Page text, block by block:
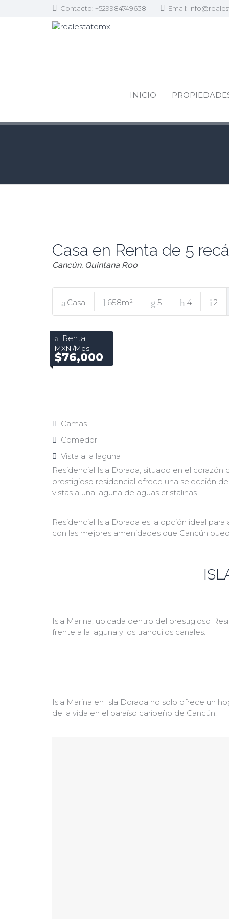
Contacto: +529984749638 Email:
INICIO
Casa en Renta de 5
Cancún, Quintana Roo
Casa 658m² 5 4 2
Renta
MXN /Mes
$76,000
Camas
Comedor
Vista a la laguna
Residencial Isla Dorada, situado en el
prestigioso residencial ofrece una selección
vistas a una laguna de aguas cristalinas.
Residencial Isla Dorada es la opción ideal
con las mejores amenidades que Cancún
Isla Marina, ubicada dentro del prestigioso
frente a la laguna y los tranquilos canales.
Isla Marina en Isla Dorada no solo ofrece un
de la vida en el paraíso caribeño de Cancún.